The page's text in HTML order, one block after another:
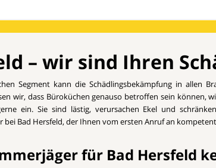
– wir sind Ihren
Segment kann die Schädlingsbekämpfung in allen
wir, dass Büroküchen genauso betroffen sein können,
ein. Sie sind lästig, verursachen Ekel und
bei Bad Hersfeld, der Ihnen vom ersten Anruf an
für Bad Hersfeld